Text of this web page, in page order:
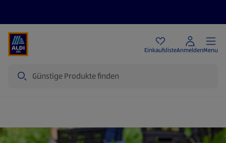
EinkaufslisteAnmeldenMenu